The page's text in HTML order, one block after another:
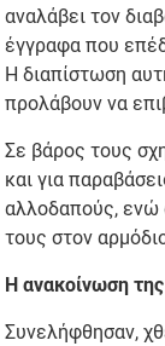
αναλάβει τον
έγγραφα που
Η διαπίστωση
προλάβουν να
Σε βάρος τους
και για
αλλοδαπούς, ενώ
τους στον
Η ανακοίνωση
Συνελήφθησαν,